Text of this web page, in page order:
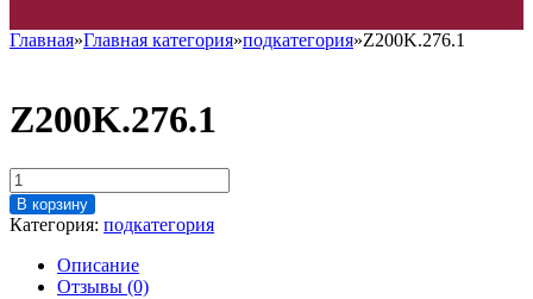
Главная»Главная категория»подкатегория»Z200K.276.1
Z200K.276.1
Количество
товара
Z200K.276.1
В корзину
Категория: подкатегория
Описание
Отзывы (0)